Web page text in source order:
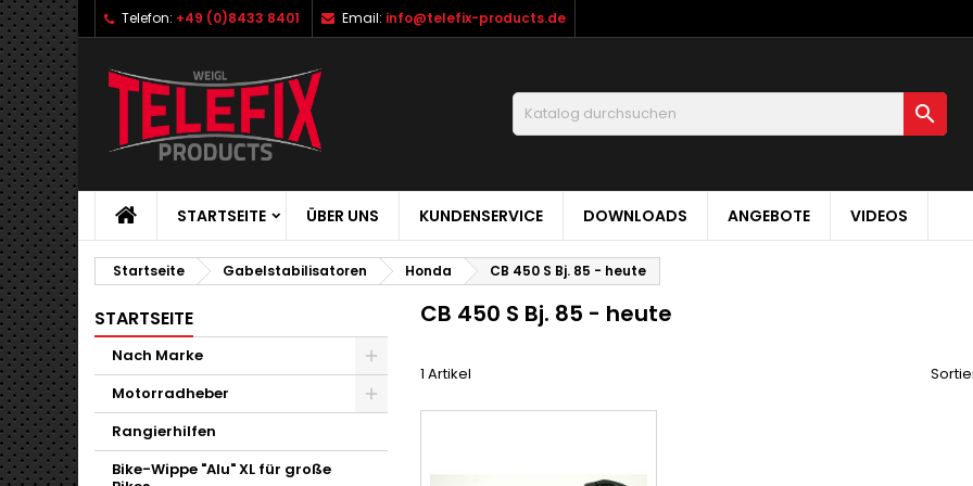
Telefon: +49 (0)8433 8401 Email: info@telefix-products.de

STARTSEITE ÜBER UNS KUNDENSERVICE DOWNLOADS ANGEBOTE VIDEOS
Startseite Gabelstabilisatoren Honda CB 450 S Bj. 85 - heute
STARTSEITE
Nach Marke
Motorradheber
Rangierhilfen
Bike-Wippe "Alu" XL für große
CB 450 S Bj. 85 - heute
1 Artikel